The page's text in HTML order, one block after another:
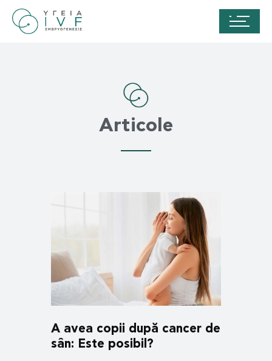
Articole
A avea copii după cancer de
sân: Este posibil?